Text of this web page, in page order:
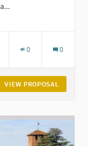
0 0
VIEW PROPOSAL